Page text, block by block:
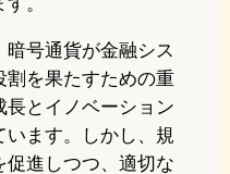
号通貨が金融シス
割を果たすための重
とイノベーション
います。しかし、規
進しつつ、適切な